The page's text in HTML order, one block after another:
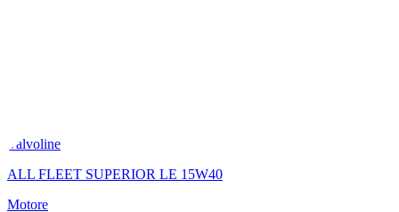
Valvoline
ALL FLEET SUPERIOR LE 15W40
Motore